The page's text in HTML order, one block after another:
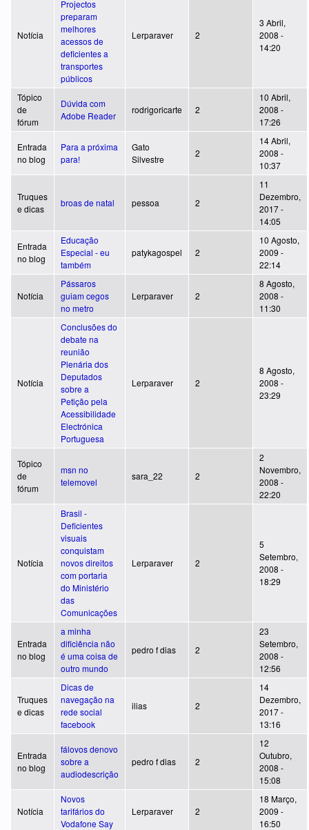
Notícia
Projectos
preparam
melhores
acessos de
deficientes a
transportes
públicos
Lerparaver 2
3 Abril,
2008 -
14:20
Tópico
de
fórum
Dúvida com
Adobe Reader
rodrigoricarte 2
10 Abril,
2008 -
17:26
Entrada
no blog
Para a próxima
para!
Gato
Silvestre
2
14 Abril,
2008 -
10:37
Truques
e dicas
broas de natal pessoa 2
11
Dezembro,
2017 -
14:05
Entrada
no blog
Educação
Especial - eu
também
patykagospel 2
10 Agosto,
2009 -
22:14
Notícia
Pássaros
guiam cegos
no metro
Lerparaver 2
8 Agosto,
2008 -
11:30
Notícia
Conclusões do
debate na
reunião
Plenária dos
Deputados
sobre a
Petição pela
Acessibilidade
Electrónica
Portuguesa
Lerparaver 2
8 Agosto,
2008 -
23:29
Tópico
de
fórum
msn no
telemovel
sara_22 2
2
Novembro,
2008 -
22:20
Notícia
Brasil -
Deficientes
visuais
conquistam
novos direitos
com portaria
do Ministério
das
Comunicações
Lerparaver 2
5
Setembro,
2008 -
18:29
Entrada
no blog
a minha
dificiência não
é uma coisa de
outro mundo
pedro f dias 2
23
Setembro,
2008 -
12:56
Truques
e dicas
Dicas de
navegação na
rede social
facebook
ilias 2
14
Dezembro,
2017 -
13:16
Entrada
no blog
fálovos denovo
sobre a
audiodescrição
pedro f dias 2
12
Outubro,
2008 -
15:08
Notícia
Novos
tarifários do
Vodafone Say
Lerparaver 2
18 Março,
2009 -
16:50